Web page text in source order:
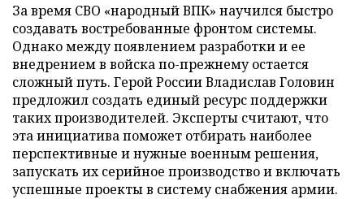
За время СВО «народный ВПК» научился быстро
создавать востребованные фронтом системы.
Однако между появлением разработки и ее
внедрением в войска по-прежнему остается
сложный путь. Герой России Владислав Головин
предложил создать единый ресурс поддержки
таких производителей. Эксперты считают, что
эта инициатива поможет отбирать наиболее
перспективные и нужные военным решения,
запускать их серийное производство и включать
успешные проекты в систему снабжения армии.